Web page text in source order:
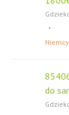
Niemcy
do